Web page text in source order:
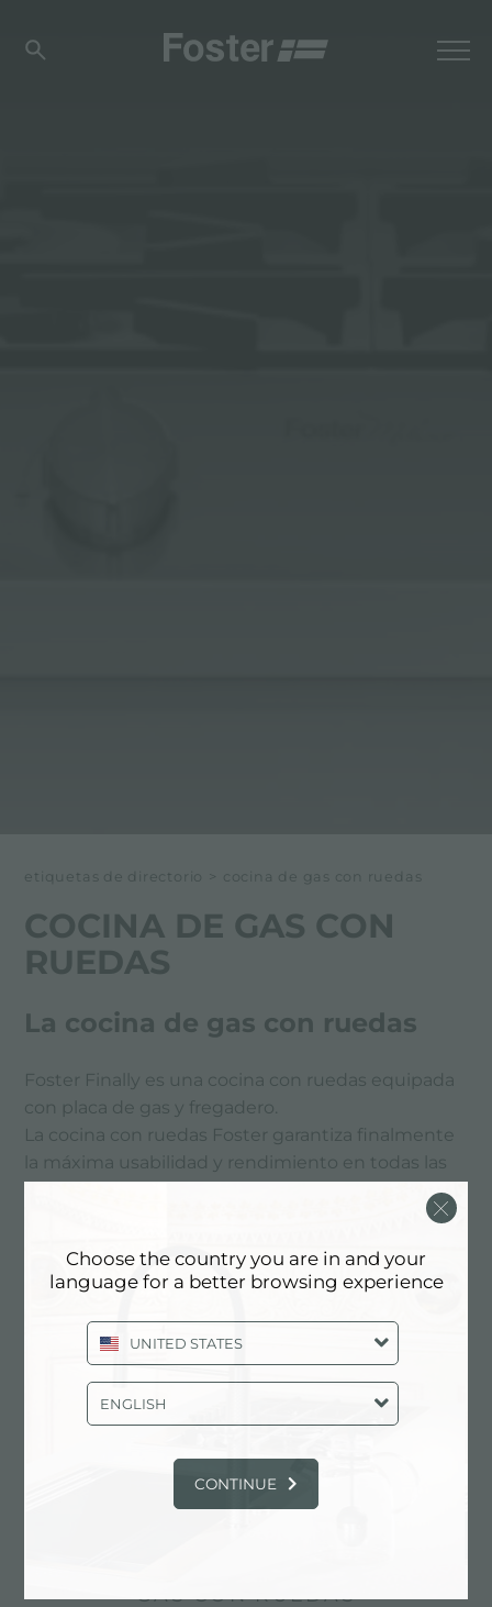
etiquetas de directorio > cocina de gas con ruedas
COCINA DE GAS CON
RUEDAS
La cocina de gas con ruedas
Foster Finally es una cocina con ruedas equipada
con placa de gas y fregadero.
La cocina con ruedas Foster garantiza finalmente
la máxima usabilidad y rendimiento en todas las
La cocina está equipada con una conveniente
multifuncional y grandes superficies de trabajo. La
cocina con ruedas Foster Finalmente también
está disponible en la versión con estante de
inducción y barbacoa.
A continuación todo el contenido etiquetado con:
EXPERIENCE, NEWSROOM:
GAS CON RUEDAS
Choose the country you are in and your
language for a better browsing experience
UNITED STATES
ENGLISH
CONTINUE